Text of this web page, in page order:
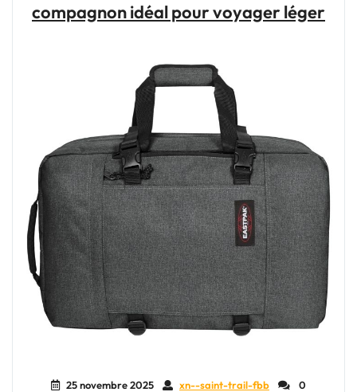
compagnon idéal pour voyager léger
25 novembre 2025 xn--saint-trail-fbb
0